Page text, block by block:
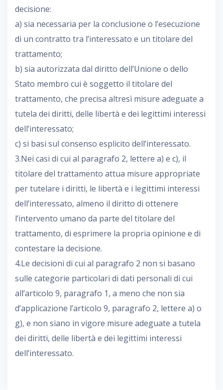
decisione:
a) sia necessaria per la conclusione o l’esecuzione
di un contratto tra l’interessato e un titolare del
trattamento;
b) sia autorizzata dal diritto dell’Unione o dello
Stato membro cui è soggetto il titolare del
trattamento, che precisa altresì misure adeguate a
tutela dei diritti, delle libertà e dei legittimi interessi
dell’interessato;
c) si basi sul consenso esplicito dell’interessato.
3.Nei casi di cui al paragrafo 2, lettere a) e c), il
titolare del trattamento attua misure appropriate
per tutelare i diritti, le libertà e i legittimi interessi
dell’interessato, almeno il diritto di ottenere
l’intervento umano da parte del titolare del
trattamento, di esprimere la propria opinione e di
contestare la decisione.
4.Le decisioni di cui al paragrafo 2 non si basano
sulle categorie particolari di dati personali di cui
all’articolo 9, paragrafo 1, a meno che non sia
d’applicazione l’articolo 9, paragrafo 2, lettere a) o
g), e non siano in vigore misure adeguate a tutela
dei diritti, delle libertà e dei legittimi interessi
dell’interessato.